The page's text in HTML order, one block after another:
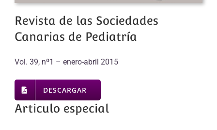
Revista de las Sociedades
Canarias de Pediatría
Vol. 39, nº1 – enero-abril 2015
DESCARGAR
Articulo especial